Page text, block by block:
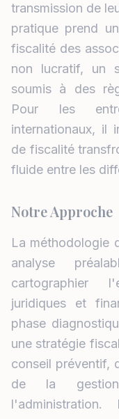
transmission de
pratique prend
fiscalité des
non lucratif, un
soumis à des
Pour les
internationaux, il
de fiscalité
fluide entre les
Notre Approche
La méthodologie
analyse
cartographier
juridiques et
phase
une stratégie
conseil préventif,
de la